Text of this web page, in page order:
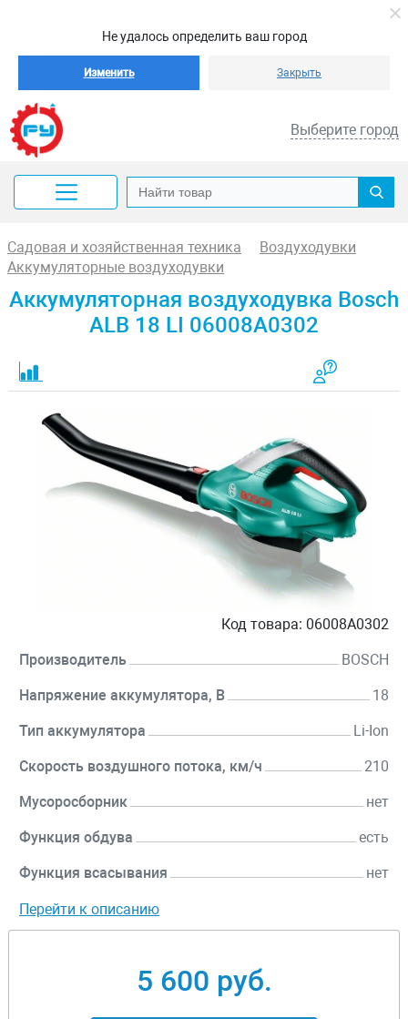
Не удалось определить ваш город
Изменить Закрыть
Выберите город
Садовая и хозяйственная техника
Воздуходувки
Аккумуляторные воздуходувки
Аккумуляторная воздуходувка Bosch
ALB 18 LI 06008A0302
Код товара: 06008A0302
Производитель BOSCH
Напряжение аккумулятора, В 18
Тип аккумулятора Li-Ion
Скорость воздушного потока, км/ч 210
Мусоросборник нет
Функция обдува есть
Функция всасывания нет
Перейти к описанию
5 600 руб.